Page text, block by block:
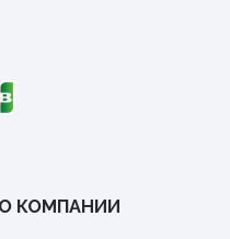
О КОМПАНИИ